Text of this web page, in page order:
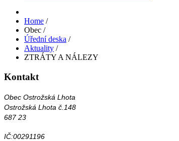
Home /
Obec /
Úřední deska /
Aktuality /
ZTRÁTY A NÁLEZY
Kontakt
Obec Ostrožská Lhota
Ostrožská Lhota č.148
687 23
IČ:00291196